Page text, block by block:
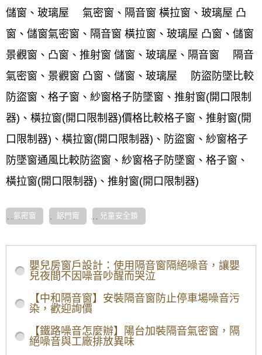
儲窗、玻璃屋 氣密窗、隔音窗 橫拉窗、玻璃屋 凸
窗、儲窗氣密窗、隔音窗 橫拉窗、玻璃屋 凸窗、儲窗
景觀窗、凸窗、推射窗 儲窗、玻璃屋、隔音窗 隔音
氣密窗、景觀窗 凸窗、儲窗、玻璃屋 防盜防墜比較
防盜窗、格子窗、紗窗格子防墜窗、推射窗(開口限制
器)、橫拉窗(開口限制器)價格比較格子窗、推射窗(開
口限制器)、橫拉窗(開口限制器)、防盜窗、紗窗格子
防墜窗通風比較防盜窗、紗窗格子防墜窗、格子窗、
橫拉窗(開口限制器)、推射窗(開口限制器)
推薦使用氣密窗品牌:
大同官網
官網等鋁窗品牌評比
info/prevent-drop-windows
氣密窗 鋁門窗 兒童安全鎖
嬰兒房窗戶設計：使用隔音窗隔絕噪音，讓嬰
兒夜間不因噪音吵醒而哭泣
【中和隔音窗】安裝隔音窗防止停車場噪音污
染，歡迎詢價
【鐵路噪音怎麼辦】陽台加裝隔音氣密窗，隔
絕噪音與工廠排放異味